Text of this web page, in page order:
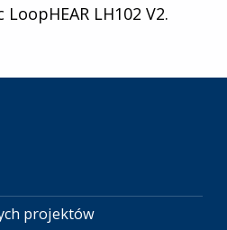
LH102 V2.
projektów